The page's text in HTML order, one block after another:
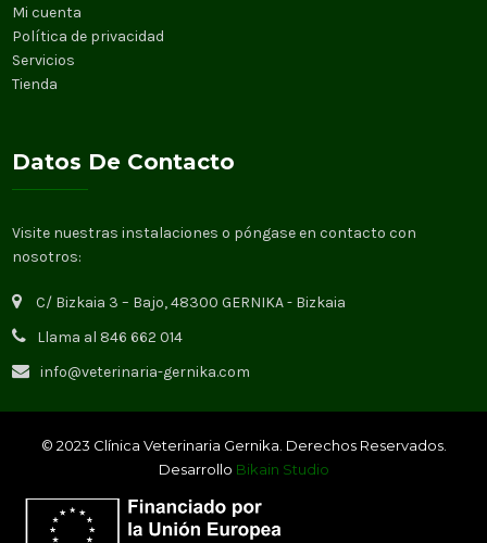
Mi cuenta
Política de privacidad
Servicios
Tienda
Datos De Contacto
Visite nuestras instalaciones o póngase en contacto con
nosotros:
C/ Bizkaia 3 – Bajo, 48300 GERNIKA - Bizkaia
Llama al 846 662 014
info@veterinaria-gernika.com
© 2023 Clínica Veterinaria Gernika. Derechos Reservados.
Desarrollo Bikain Studio